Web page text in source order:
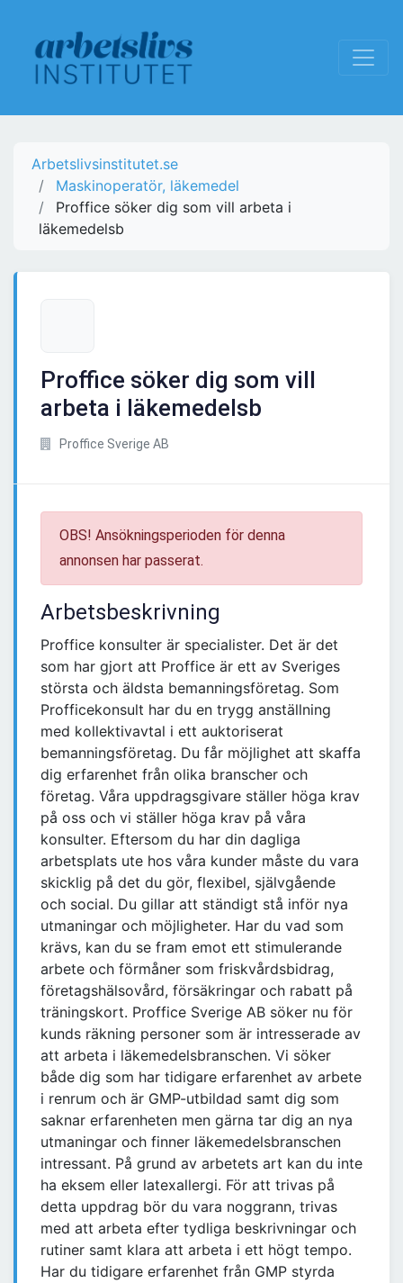
Arbetslivsinstitutet.se
Maskinoperatör, läkemedel
Proffice söker dig som vill arbeta i
läkemedelsb
Proffice söker dig som vill
arbeta i läkemedelsb
Proffice Sverige AB
OBS! Ansökningsperioden för denna
annonsen har passerat.
Arbetsbeskrivning
Proffice konsulter är specialister. Det är det
som har gjort att Proffice är ett av Sveriges
största och äldsta bemanningsföretag. Som
Profficekonsult har du en trygg anställning
med kollektivavtal i ett auktoriserat
bemanningsföretag. Du får möjlighet att skaffa
dig erfarenhet från olika branscher och
företag. Våra uppdragsgivare ställer höga krav
på oss och vi ställer höga krav på våra
konsulter. Eftersom du har din dagliga
arbetsplats ute hos våra kunder måste du vara
skicklig på det du gör, flexibel, självgående
och social. Du gillar att ständigt stå inför nya
utmaningar och möjligheter. Har du vad som
krävs, kan du se fram emot ett stimulerande
arbete och förmåner som friskvårdsbidrag,
företagshälsovård, försäkringar och rabatt på
träningskort. Proffice Sverige AB söker nu för
kunds räkning personer som är intresserade av
att arbeta i läkemedelsbranschen. Vi söker
både dig som har tidigare erfarenhet av arbete
i renrum och är GMP-utbildad samt dig som
saknar erfarenheten men gärna tar dig an nya
utmaningar och finner läkemedelsbranschen
intressant. På grund av arbetets art kan du inte
ha eksem eller latexallergi. För att trivas på
detta uppdrag bör du vara noggrann, trivas
med att arbeta efter tydliga beskrivningar och
rutiner samt klara att arbeta i ett högt tempo.
Har du tidigare erfarenhet från GMP styrda